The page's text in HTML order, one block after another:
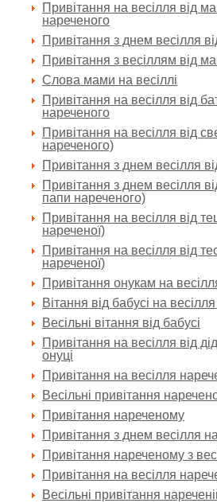
Привітання на весілля від
нареченого
Привітання з днем весілля
Привітання з весіллям від
Слова мами на весіллі
Привітання на весілля від
нареченого
Привітання на весілля від
нареченого)
Привітання з днем весілля
Привітання з днем весілля
папи нареченого)
Привітання на весілля від
нареченої)
Привітання на весілля від
нареченої)
Привітання онукам на
Вітання від бабусі на
Весільні вітання від бабусі
Привітання на весілля від
онуці
Привітання на весілля
Весільні привітання
Привітання нареченому
Привітання з днем весілля
Привітання нареченому з
Привітання на весілля
Весільні привітання